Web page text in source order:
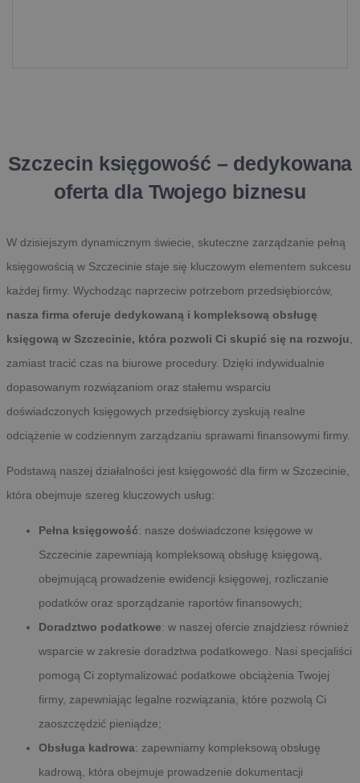
Szczecin księgowość – dedykowana
oferta dla Twojego biznesu
W dzisiejszym dynamicznym świecie, skuteczne zarządzanie pełną
księgowością w Szczecinie staje się kluczowym elementem sukcesu
każdej firmy. Wychodząc naprzeciw potrzebom przedsiębiorców,
nasza firma oferuje dedykowaną i kompleksową obsługę
księgową w Szczecinie, która pozwoli Ci skupić się na rozwoju
zamiast tracić czas na biurowe procedury. Dzięki indywidualnie
dopasowanym rozwiązaniom oraz stałemu wsparciu
doświadczonych księgowych przedsiębiorcy zyskują realne
odciążenie w codziennym zarządzaniu sprawami finansowymi firmy.
Podstawą naszej działalności jest księgowość dla firm w Szczecinie,
która obejmuje szereg kluczowych usług:
Pełna księgowość: nasze doświadczone księgowe w
Szczecinie zapewniają kompleksową obsługę księgową,
obejmującą prowadzenie ewidencji księgowej, rozliczanie
podatków oraz sporządzanie raportów finansowych;
Doradztwo podatkowe: w naszej ofercie znajdziesz również
wsparcie w zakresie doradztwa podatkowego. Nasi specjaliści
pomogą Ci zoptymalizować podatkowe obciążenia Twojej
firmy, zapewniając legalne rozwiązania, które pozwolą Ci
zaoszczędzić pieniądze;
Obsługa kadrowa: zapewniamy kompleksową obsługę
kadrową, która obejmuje prowadzenie dokumentacji